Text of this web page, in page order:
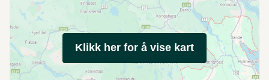
Klikk her for å vise kart